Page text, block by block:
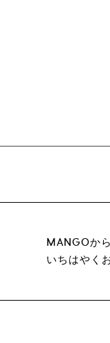
MANGOか
いちはやく